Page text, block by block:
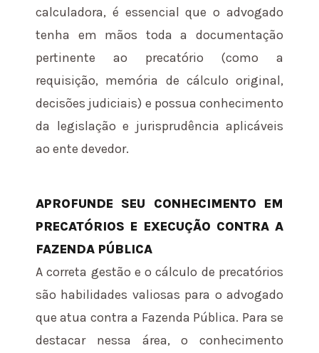
calculadora, é essencial que o advogado
tenha em mãos toda a documentação
pertinente ao precatório (como a
requisição, memória de cálculo original,
decisões judiciais) e possua conhecimento
da legislação e jurisprudência aplicáveis
ao ente devedor.
APROFUNDE SEU CONHECIMENTO EM
PRECATÓRIOS E EXECUÇÃO CONTRA A
FAZENDA PÚBLICA
A correta gestão e o cálculo de precatórios
são habilidades valiosas para o advogado
que atua contra a Fazenda Pública. Para se
destacar nessa área, o conhecimento